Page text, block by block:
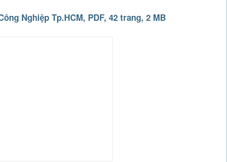
Nghiệp Tp.HCM, PDF, 42 trang, 2 MB